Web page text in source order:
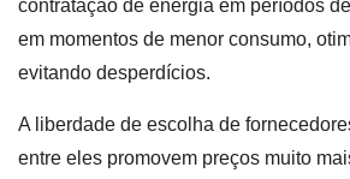
contratação de energia em períodos
em momentos de menor consumo,
evitando desperdícios.
A liberdade de escolha de
entre eles promovem preços muito